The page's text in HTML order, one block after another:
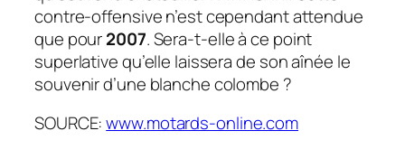
contre-offensive n’est cependant attendue
que pour2007. Sera-t-elle à ce point
superlative qu’elle laissera de son aînée le
souvenir d’une blanche colombe ?
SOURCE:www.motards-online.com